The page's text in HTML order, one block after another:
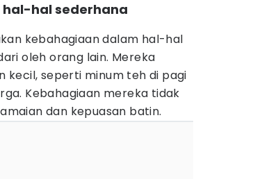
hal sederhana
kebahagiaan dalam hal-hal
oleh orang lain. Mereka
seperti minum teh di pagi
Kebahagiaan mereka tidak
dan kepuasan batin.